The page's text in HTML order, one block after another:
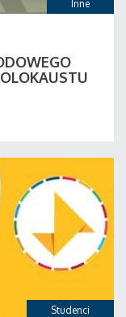
Inne
Studenci